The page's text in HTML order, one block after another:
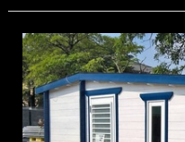
休
閒
度
假
原